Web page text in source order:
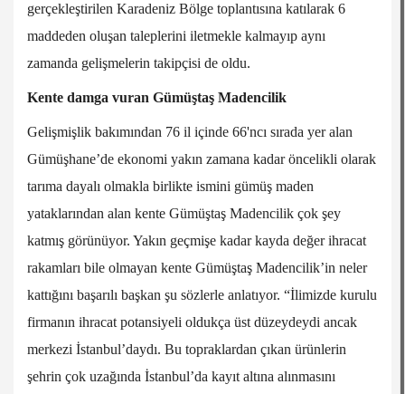
gerçekleştirilen Karadeniz Bölge toplantısına katılarak 6
maddeden oluşan taleplerini iletmekle kalmayıp aynı
zamanda gelişmelerin takipçisi de oldu.
Kente damga vuran Gümüştaş Madencilik
Gelişmişlik bakımından 76 il içinde 66'ncı sırada yer alan
Gümüşhane’de ekonomi yakın zamana kadar öncelikli olarak
tarıma dayalı olmakla birlikte ismini gümüş maden
yataklarından alan kente Gümüştaş Madencilik çok şey
katmış görünüyor. Yakın geçmişe kadar kayda değer ihracat
rakamları bile olmayan kente Gümüştaş Madencilik’in neler
kattığını başarılı başkan şu sözlerle anlatıyor. “İlimizde kurulu
firmanın ihracat potansiyeli oldukça üst düzeydeydi ancak
merkezi İstanbul’daydı. Bu topraklardan çıkan ürünlerin
şehrin çok uzağında İstanbul’da kayıt altına alınmasını